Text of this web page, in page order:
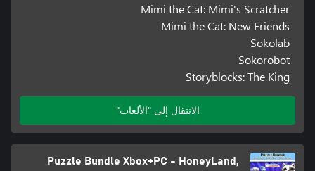
Mimi the Cat: Mimi's Scratcher
Mimi the Cat: New Friends
Sokolab
Sokorobot
Storyblocks: The King
الانتقال إلى "الألعاب"
Puzzle Bundle Xbox+PC - HoneyLand,